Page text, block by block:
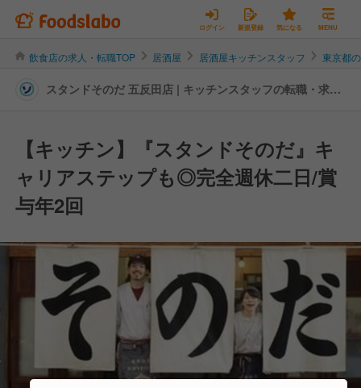
ログイン 新規登録 気になる MENU
飲食店の求人・転職TOP 居酒屋 居酒屋キッチンスタッフ 東京都
スタンドそのだ 五反田店 | キッチンスタッフの転職・求人
【キッチン】『スタンドそのだ』キ
ャリアステップも◎完全週休二日/賞
与年2回